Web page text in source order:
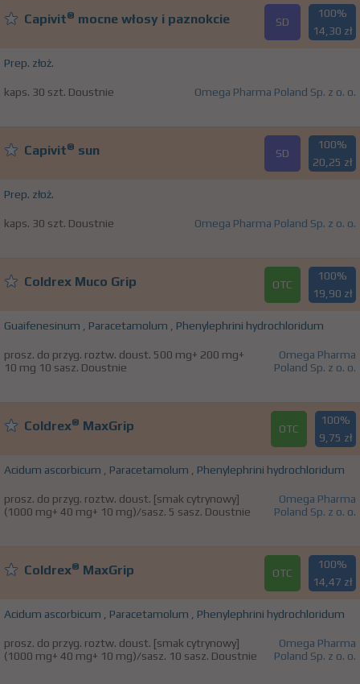
Capivit® mocne włosy i paznokcie SD
100%
14,30 zł
Prep. złoż.
kaps. 30 szt. Doustnie Omega Pharma Poland Sp. z o. o.
Capivit® sun SD
100%
20,25 zł
Prep. złoż.
kaps. 30 szt. Doustnie Omega Pharma Poland Sp. z o. o.
Coldrex Muco Grip OTC
100%
19,90 zł
Guaifenesinum , Paracetamolum , Phenylephrini hydrochloridum
prosz. do przyg. roztw. doust. 500 mg+ 200 mg+
10 mg 10 sasz. Doustnie
Omega Pharma
Poland Sp. z o. o.
Coldrex® MaxGrip OTC
100%
9,75 zł
Acidum ascorbicum , Paracetamolum , Phenylephrini hydrochloridum
prosz. do przyg. roztw. doust. [smak cytrynowy]
(1000 mg+ 40 mg+ 10 mg)/sasz. 5 sasz. Doustnie
Omega Pharma
Poland Sp. z o. o.
Coldrex® MaxGrip OTC
100%
14,47 zł
Acidum ascorbicum , Paracetamolum , Phenylephrini hydrochloridum
prosz. do przyg. roztw. doust. [smak cytrynowy]
(1000 mg+ 40 mg+ 10 mg)/sasz. 10 sasz. Doustnie
Omega Pharma
Poland Sp. z o. o.